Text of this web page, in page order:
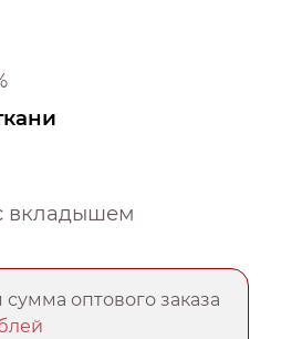
вкладышем
оптового заказа